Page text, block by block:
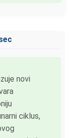
novi
ciklus,